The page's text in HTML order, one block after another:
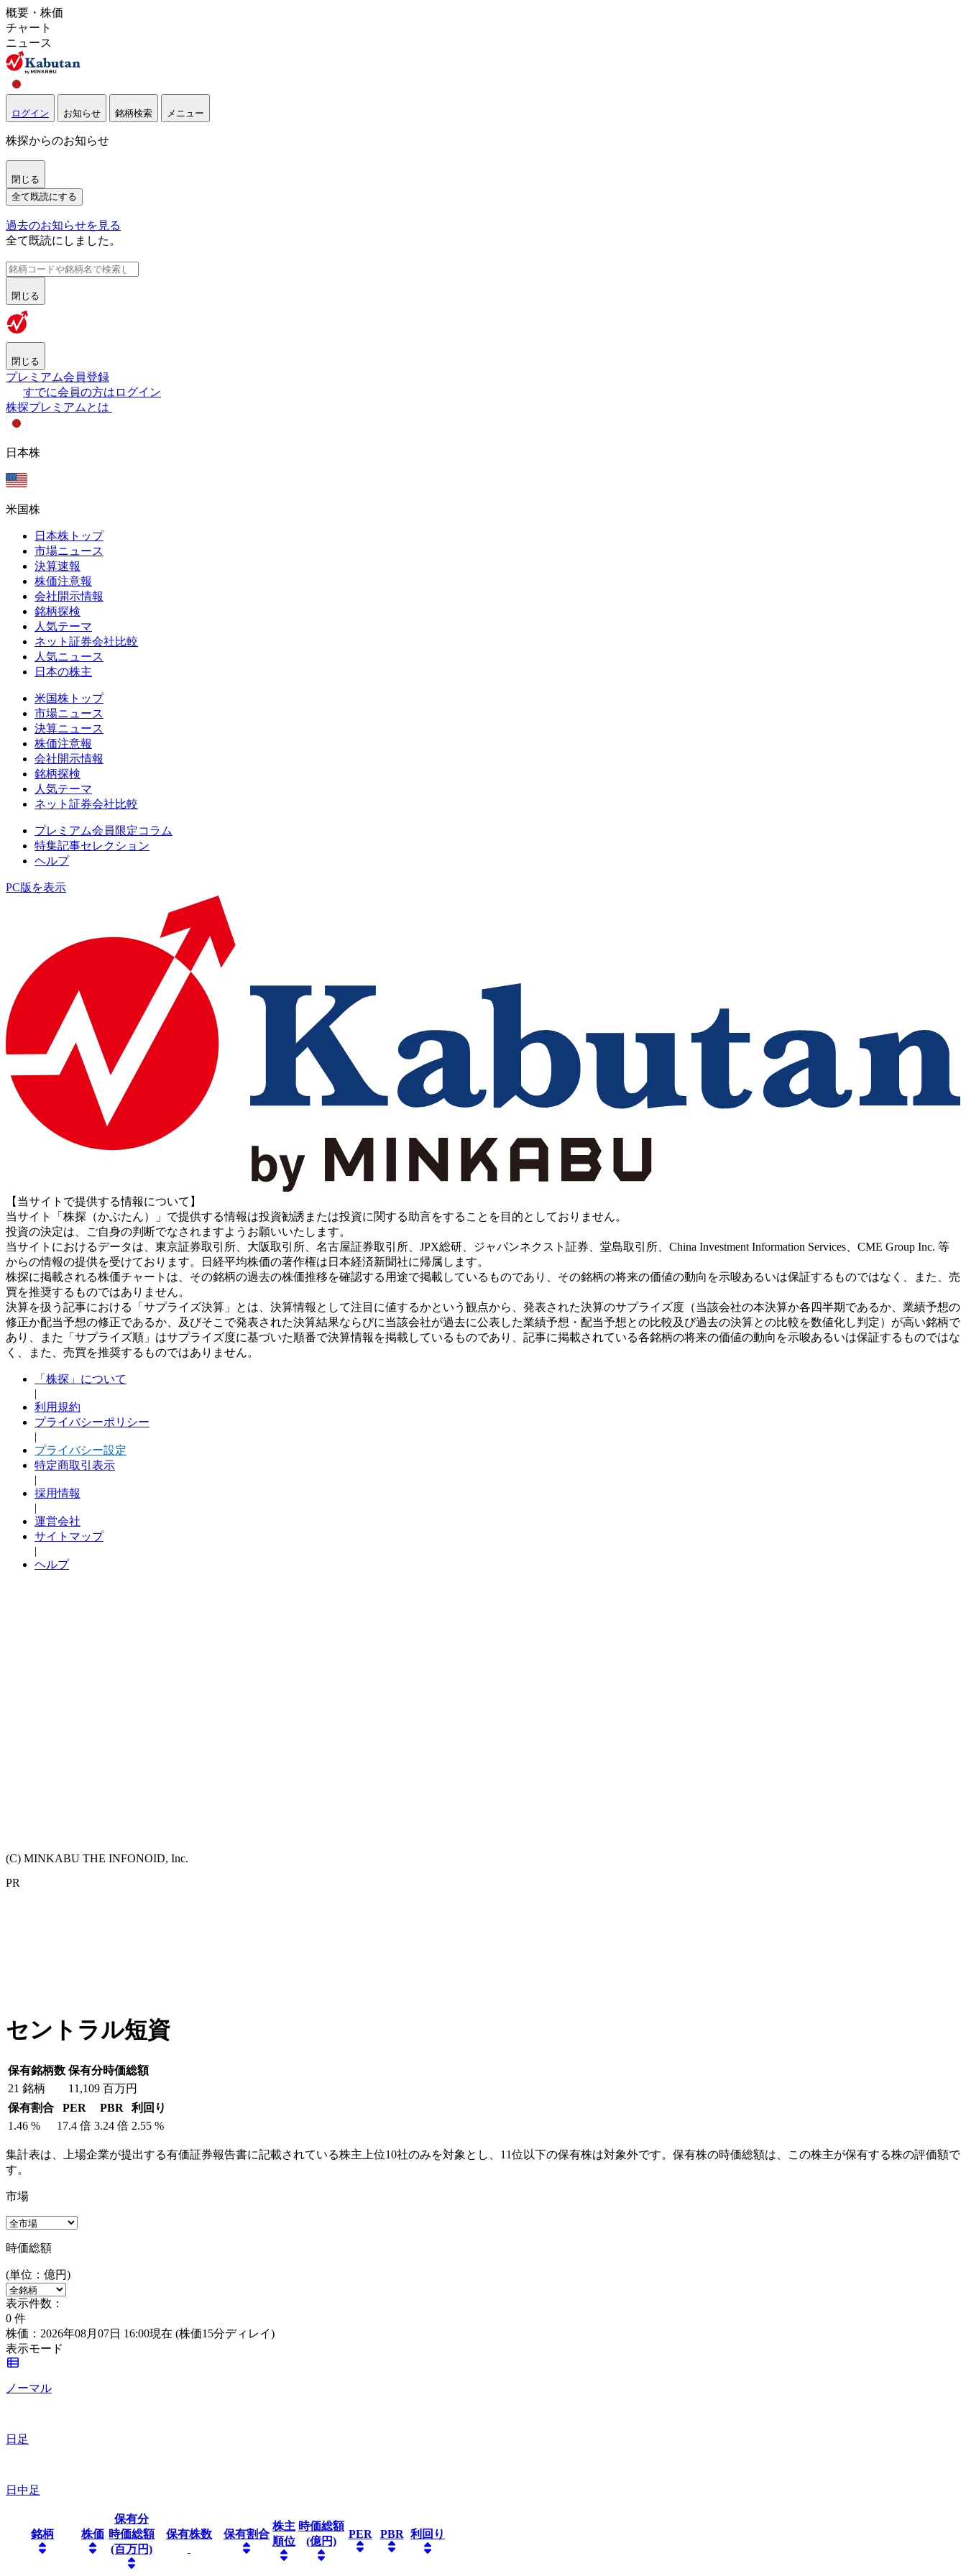
概要・株価
チャート
ニュース
ログイン お知らせ 銘柄検索 メニュー
株探からのお知らせ
閉じる
全て既読にする
過去のお知らせを見る
全て既読にしました。
閉じる
閉じる
プレミアム会員登録
すでに会員の方はログイン
株探プレミアムとは
日本株
米国株
日本株トップ
市場ニュース
決算速報
株価注意報
会社開示情報
銘柄探検
人気テーマ
ネット証券会社比較
人気ニュース
日本の株主
米国株トップ
市場ニュース
決算ニュース
株価注意報
会社開示情報
銘柄探検
人気テーマ
ネット証券会社比較
プレミアム会員限定コラム
特集記事セレクション
ヘルプ
PC版を表示
【当サイトで提供する情報について】
当サイト「株探（かぶたん）」で提供する情報は投資勧誘または投資に関する助言をすることを目的としておりません。
投資の決定は、ご自身の判断でなされますようお願いいたします。
当サイトにおけるデータは、東京証券取引所、大阪取引所、名古屋証券取引所、JPX総研、ジャパンネクスト証券、堂島取引所、China Investment Information Services、CME Group Inc. 等
からの情報の提供を受けております。日経平均株価の著作権は日本経済新聞社に帰属します。
株探に掲載される株価チャートは、その銘柄の過去の株価推移を確認する用途で掲載しているものであり、その銘柄の将来の価値の動向を示唆あるいは保証するものではなく、また、売
買を推奨するものではありません。
決算を扱う記事における「サプライズ決算」とは、決算情報として注目に値するかという観点から、発表された決算のサプライズ度（当該会社の本決算か各四半期であるか、業績予想の
修正か配当予想の修正であるか、及びそこで発表された決算結果ならびに当該会社が過去に公表した業績予想・配当予想との比較及び過去の決算との比較を数値化し判定）が高い銘柄で
あり、また「サプライズ順」はサプライズ度に基づいた順番で決算情報を掲載しているものであり、記事に掲載されている各銘柄の将来の価値の動向を示唆あるいは保証するものではな
く、また、売買を推奨するものではありません。
「株探」について
|
利用規約
プライバシーポリシー
|
プライバシー設定
特定商取引表示
|
採用情報
|
運営会社
サイトマップ
|
ヘルプ
(C) MINKABU THE INFONOID, Inc.
PR
セントラル短資
保有銘柄数 保有分時価総額
21 銘柄 11,109 百万円
保有割合
PER PBR
利回り
1.46 % 17.4 倍 3.24 倍 2.55 %
集計表は、上場企業が提出する有価証券報告書に記載されている株主上位10社のみを対象とし、11位以下の保有株は対象外です。保有株の時価総額は、この株主が保有する株の評価額で
す。
市場
時価総額
(単位：億円)
表示件数：
0 件
株価：2026年08月07日 16:00現在 (株価15分ディレイ)
表示モード
ノーマル
日足
日中足
銘柄 株価
保有分
時価総額
(百万円)
保有株数 保有割合
株主
順位
時価総額
(億円)
PER PBR 利回り